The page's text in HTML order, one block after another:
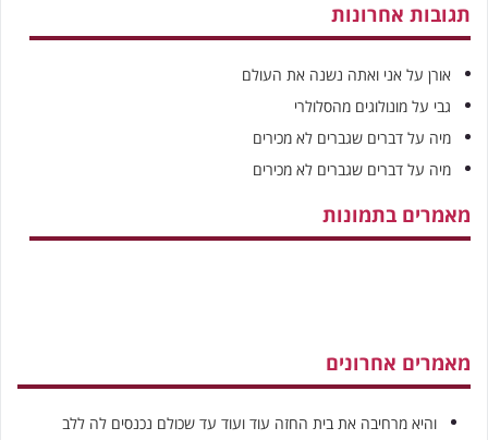
מאמרים אחרונים
והיא מרחיבה את בית החזה עוד ועוד עד שכולם נכנסים לה ללב
תגובות אחרונות
אורן על אני ואתה נשנה את העולם
גבי על מונולוגים מהסלולרי
מיה על דברים שגברים לא מכירים
מיה על דברים שגברים לא מכירים
מאמרים בתמונות